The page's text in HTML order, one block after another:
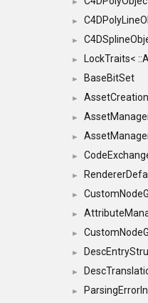
►
►
► LockTraits<
► BaseBitSet
►
►
►
►
►
►
►
►
►
►
►